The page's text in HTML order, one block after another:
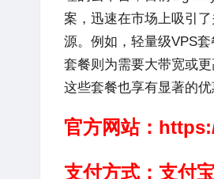
案，迅速在市场上吸引
源。例如，轻量级VPS
套餐则为需要大带宽或
这些套餐也享有显著的
官方网站：
支付方式：支付宝